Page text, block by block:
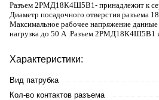
Разъем 2РМД18К4Ш5В1- принадлежит к
Диаметр посадочного отверстия разъема
Максимальное рабочее напряжение
нагрузка до 50 А .Разъем 2РМД18К4Ш5В1
Характеристики:
Вид патрубка
Кол-во контактов разъема